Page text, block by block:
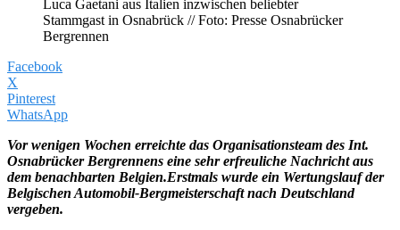
Luca Gaetani aus Italien inzwischen beliebter
Stammgast in Osnabrück // Foto: Presse Osnabrücker
Bergrennen
Facebook
X
Pinterest
WhatsApp
Vor wenigen Wochen erreichte das Organisationsteam des Int.
Osnabrücker Bergrennens eine sehr erfreuliche Nachricht aus
dem benachbarten Belgien.Erstmals wurde ein Wertungslauf der
Belgischen Automobil-Bergmeisterschaft nach Deutschland
vergeben.